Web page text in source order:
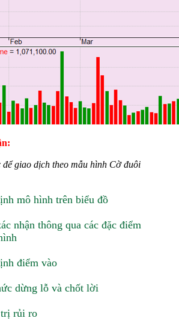
để giao dịch theo mẫu hình Cờ đuôi
mô hình trên biểu đồ
nhận thông qua các đặc điểm
điểm vào
dừng lỗ và chốt lời
rủi ro